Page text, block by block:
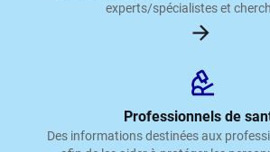
experts/spécialistes et
Professionnels de
Des informations destinées aux